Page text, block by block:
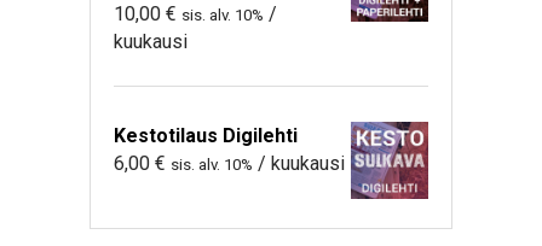
10,00 € sis. alv. 10% /
kuukausi
Kestotilaus Digilehti
6,00 € sis. alv. 10% / kuukausi